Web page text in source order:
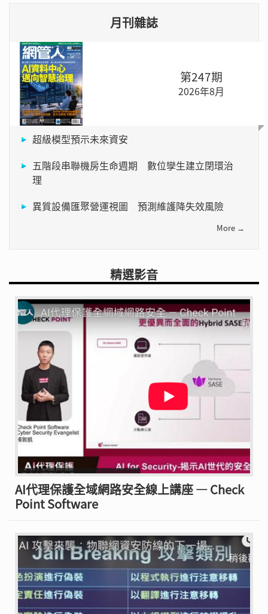
月刊雜誌
第247期
2026年8月
超級模型預示未來資安
五階段串聯機房生命週期 數位孿生建立閉環治
理
異質設備匯聚營運視圖 預測維護降失效風險
More →
精選影音
AI代理保護全域網路安全線上講座 — Check
Point Software